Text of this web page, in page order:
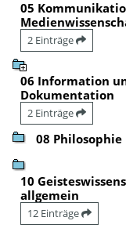
05
2 Einträge
06 Information
Dokumentation
2 Einträge
08 Philosophie
10
allgemein
12 Einträge